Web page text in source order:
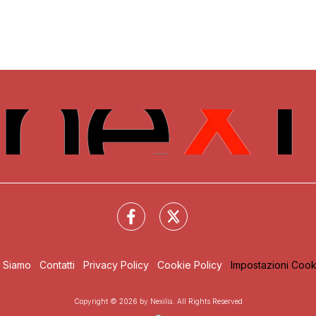
Siamo Contatti Privacy Policy Cookie Policy Impostazioni
Copyright © 2026 by Nexilia. All Rights Reserved